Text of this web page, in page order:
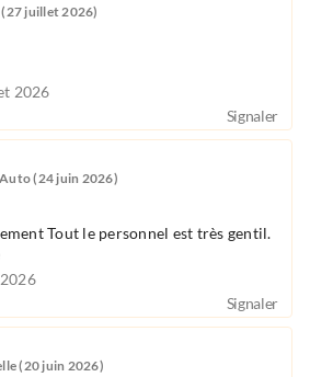
juillet 2026)
2026
Signaler
(24 juin 2026)
Tout le personnel est très gentil.
Signaler
(20 juin 2026)